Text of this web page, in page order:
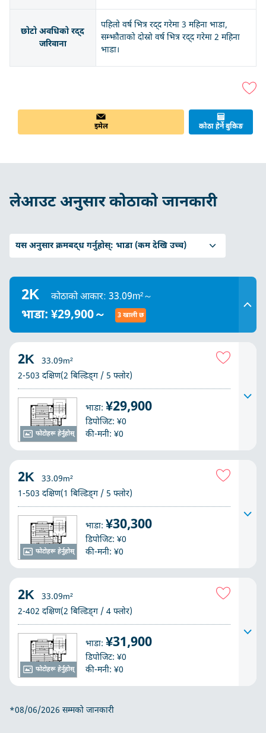
छोटो अवधिको रद्द
जरिवाना
पहिलो वर्ष भित्र रद्द गरेमा 3 महिना भाडा,
सम्झौताको दोस्रो वर्ष भित्र रद्द गरेमा 2 महिना
भाडा।
इमेल कोठा हेर्ने बुकिङ
लेआउट अनुसार कोठाको जानकारी
यस अनुसार क्रमबद्ध गर्नुहोस्: भाडा (कम देखि उच्च)
2K कोठाको आकार: 33.09m²～
भाडा: ¥29,900～ 3 खाली छ
फोटोहरू हेर्नुहोस्
2K
33.09m²
2-503 दक्षिण(2 बिल्डिङ्ग / 5 फ्लोर)
भाडा: ¥29,900
डिपोजिट: ¥0
की-मनी: ¥0
फोटोहरू हेर्नुहोस्
2K
33.09m²
1-503 दक्षिण(1 बिल्डिङ्ग / 5 फ्लोर)
भाडा: ¥30,300
डिपोजिट: ¥0
की-मनी: ¥0
फोटोहरू हेर्नुहोस्
2K
33.09m²
2-402 दक्षिण(2 बिल्डिङ्ग / 4 फ्लोर)
भाडा: ¥31,900
डिपोजिट: ¥0
की-मनी: ¥0
*08/06/2026 सम्मको जानकारी